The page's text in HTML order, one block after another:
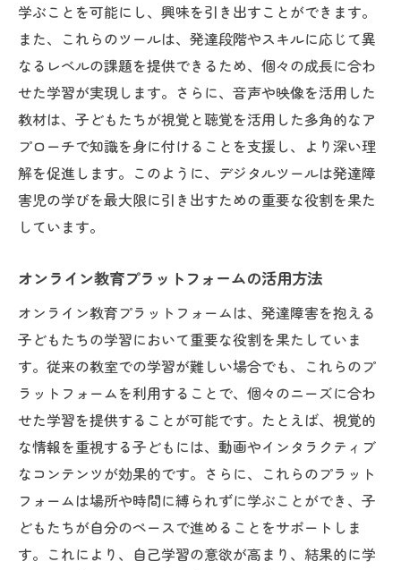
自己肯定感を高めるための心理的支援
強みを活かした社会貢献活動の提案
発達障害児の強みを見つけるための親の役
割
独自の強みを伸ばすためのコミュニティの
発達障害支援におけるピアサポートの重要性
ピアサポートがもたらす心理的効果
ピアサポートプログラムの実施方法
自己効力感を高めるピアサポートの事例
ピアネットワークの形成とその維持方法
社会的相互作用を促進する活動の提案
日常生活を支える発達障害児への適応力向上法
日常生活スキルを高めるためのトレーニン
グ
発達障害児の時間管理能力向上法
変化に対する適応力を育む方法
日常生活での成功体験を積むための工夫
学ぶことを可能にし、興味を引き出すことができます。
また、これらのツールは、発達段階やスキルに応じて異
なるレベルの課題を提供できるため、個々の成長に合わ
せた学習が実現します。さらに、音声や映像を活用した
教材は、子どもたちが視覚と聴覚を活用した多角的なア
プローチで知識を身に付けることを支援し、より深い理
解を促進します。このように、デジタルツールは発達障
害児の学びを最大限に引き出すための重要な役割を果た
しています。
オンライン教育プラットフォームの活用方法
オンライン教育プラットフォームは、発達障害を抱える
子どもたちの学習において重要な役割を果たしていま
す。従来の教室での学習が難しい場合でも、これらのプ
ラットフォームを利用することで、個々のニーズに合わ
せた学習を提供することが可能です。たとえば、視覚的
な情報を重視する子どもには、動画やインタラクティブ
なコンテンツが効果的です。さらに、これらのプラット
フォームは場所や時間に縛られずに学ぶことができ、子
どもたちが自分のペースで進めることをサポートしま
す。これにより、自己学習の意欲が高まり、結果的に学